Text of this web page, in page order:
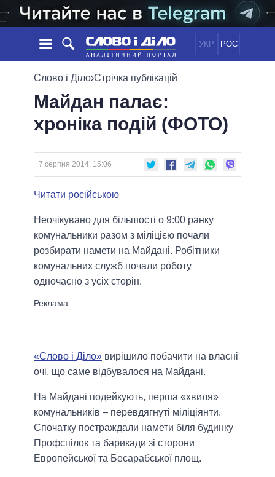
УКР РОС
НОВИНИ
СТРІЧКА
ПОДІЇ
ДУМКИ
ОГЛЯДИ
ДАЙДЖЕСТИ
ПОЛІТИКА
ЕКОНОМІКА
СВІТ
ОБIЦЯНКИ
ПОЛIТИКИ
УСІ ПОЛІТИКИ
ПРЕЗИДЕНТ І ОФІС
ВЕРХОВНА РАДА
ГОЛОВИ ОБЛАДМІНІСТРАЦІЙ
МЕРИ МІСТ
ВСІ ПЕРСОНИ
ІНФОГРАФІКА
ПОРІВНЯННЯ ПОЛІТИКІВ
Слово і Діло›Стрічка публікацій
Майдан палає:
хроніка подій (ФОТО)
7 серпня 2014, 15:06
Читати російською
Неочікувано для більшості о 9:00 ранку
комунальники разом з міліцією почали
розбирати намети на Майдані. Робітники
комунальних служб почали роботу
одночасно з усіх сторін.
«Слово і Діло» вирішило побачити на власні
очі, що саме відбувалося на Майдані.
На Майдані подейкують, перша «хвиля»
комунальників – перевдягнуті міліціянти.
Спочатку постраждали намети біля будинку
Профспілок та барикади зі сторони
Европейської та Бесарабської площ.